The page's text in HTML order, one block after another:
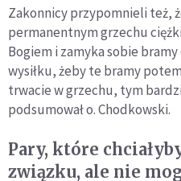
Zakonnicy przypomnieli też,
permanentnym grzechu
Bogiem i zamyka sobie
wysiłku, żeby te bramy
trwacie w grzechu, tym
podsumował o. Chodkowski.
Pary, które
związku, ale nie